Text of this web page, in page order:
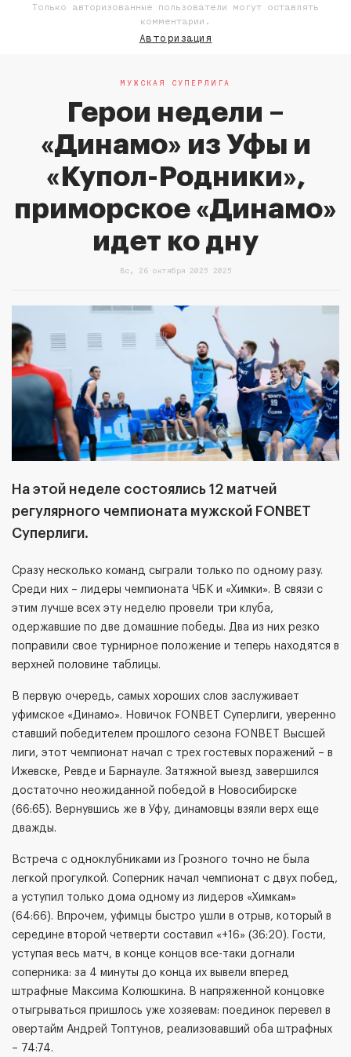
Только авторизованные пользователи могут оставлять
комментарии.
Авторизация
МУЖСКАЯ СУПЕРЛИГА
Герои недели –
«Динамо» из Уфы и
«Купол-Родники»,
приморское «Динамо»
идет ко дну
Вс, 26 октября 2025 2025
На этой неделе состоялись 12 матчей
регулярного чемпионата мужской FONBET
Суперлиги.
Сразу несколько команд сыграли только по одному разу.
Среди них – лидеры чемпионата ЧБК и «Химки». В связи с
этим лучше всех эту неделю провели три клуба,
одержавшие по две домашние победы. Два из них резко
поправили свое турнирное положение и теперь находятся в
верхней половине таблицы.
В первую очередь, самых хороших слов заслуживает
уфимское «Динамо». Новичок FONBET Суперлиги, уверенно
ставший победителем прошлого сезона FONBET Высшей
лиги, этот чемпионат начал с трех гостевых поражений – в
Ижевске, Ревде и Барнауле. Затяжной выезд завершился
достаточно неожиданной победой в Новосибирске
(66:65). Вернувшись же в Уфу, динамовцы взяли верх еще
дважды.
Встреча с одноклубниками из Грозного точно не была
легкой прогулкой. Соперник начал чемпионат с двух побед,
а уступил только дома одному из лидеров «Химкам»
(64:66). Впрочем, уфимцы быстро ушли в отрыв, который в
середине второй четверти составил «+16» (36:20). Гости,
уступая весь матч, в конце концов все-таки догнали
соперника: за 4 минуты до конца их вывели вперед
штрафные Максима Колюшкина. В напряженной концовке
отыгрываться пришлось уже хозяевам: поединок перевел в
овертайм Андрей Топтунов, реализовавший оба штрафных
– 74:74.